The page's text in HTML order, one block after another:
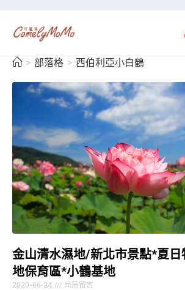
> 部落格 > 西伯利亞小白鶴
金山清水濕地/新北市景點*夏
地保育區*小鶴基地
2020-06-24 尚無留言